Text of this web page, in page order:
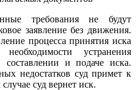
требования не будут
заявление без движения.
процесса принятия иска
устранения
и подаче иска.
недостатков суд примет к
суд вернет иск.